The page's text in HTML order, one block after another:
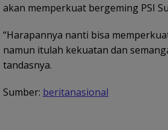
akan memperkuat bergeming PSI
“Harapannya nanti bisa
namun itulah kekuatan dan
tandasnya.
Sumber: beritanasional